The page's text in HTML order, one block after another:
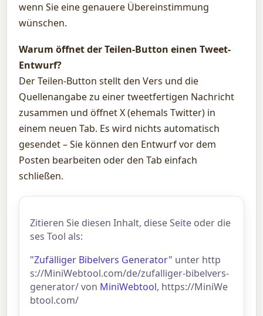
wenn Sie eine genauere Übereinstimmung
wünschen.
Warum öffnet der Teilen-Button einen Tweet-
Entwurf?
Der Teilen-Button stellt den Vers und die
Quellenangabe zu einer tweetfertigen Nachricht
zusammen und öffnet X (ehemals Twitter) in
einem neuen Tab. Es wird nichts automatisch
gesendet – Sie können den Entwurf vor dem
Posten bearbeiten oder den Tab einfach
schließen.
Zitieren Sie diesen Inhalt, diese Seite oder die
ses Tool als:
"Zufälliger Bibelvers Generator" unter http
s://MiniWebtool.com/de/zufalliger-bibelvers-
generator/ von MiniWebtool, https://MiniWe
btool.com/